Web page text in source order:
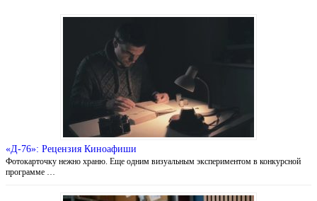
«Д-76»: Рецензия Киноафиши
Фотокарточку нежно храню. Еще одним визуальным экспериментом в конкурсной
программе …